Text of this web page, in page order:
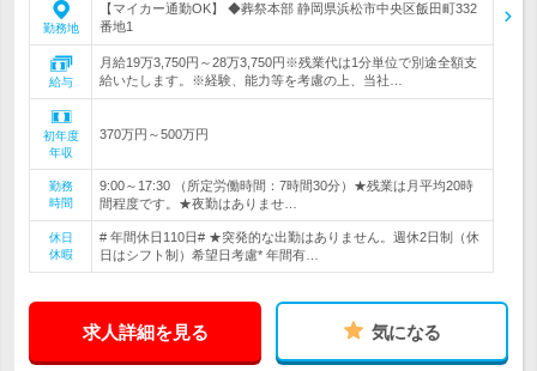
勤務地
【マイカー通勤OK】 ◆葬祭本部 静岡県浜松市中央区飯田町332
番地1
給与
月給19万3,750円～28万3,750円※残業代は1分単位で別途全額支
給いたします。※経験、能力等を考慮の上、当社…
初年度
年収
370万円～500万円
勤務
時間
9:00～17:30 （所定労働時間：7時間30分）★残業は月平均20時
間程度です。★夜勤はありませ…
休日
休暇
# 年間休日110日# ★突発的な出勤はありません。週休2日制（休
日はシフト制）希望日考慮* 年間有…
求人詳細を見る 気になる